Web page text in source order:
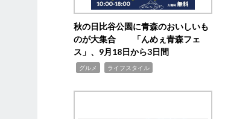
秋の日比谷公園に青森のおいしいも
のが大集合 「んめぇ青森フェ
ス」、9月18日から3日間
グルメ ライフスタイル